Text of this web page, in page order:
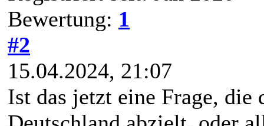
Bewertung: 1
#2
15.04.2024, 21:07
Ist das jetzt eine Frage, die